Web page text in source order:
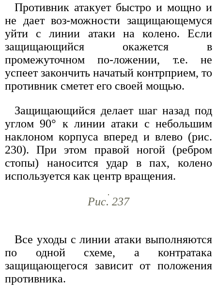
Противник атакует быстро и мощно и
не дает воз-можности защищающемуся
уйти с линии атаки на колено. Если
защищающийся окажется в
промежуточном по-ложении, т.е. не
успеет закончить начатый контрприем, то
противник сметет его своей мощью.
Защищающийся делает шаг назад под
углом 90° к линии атаки с небольшим
наклоном корпуса вперед и влево (рис.
230). При этом правой ногой (ребром
стопы) наносится удар в пах, колено
используется как центр вращения.
Рис. 237
Все уходы с линии атаки выполняются
по одной схеме, а контратака
защищающегося зависит от положения
противника.